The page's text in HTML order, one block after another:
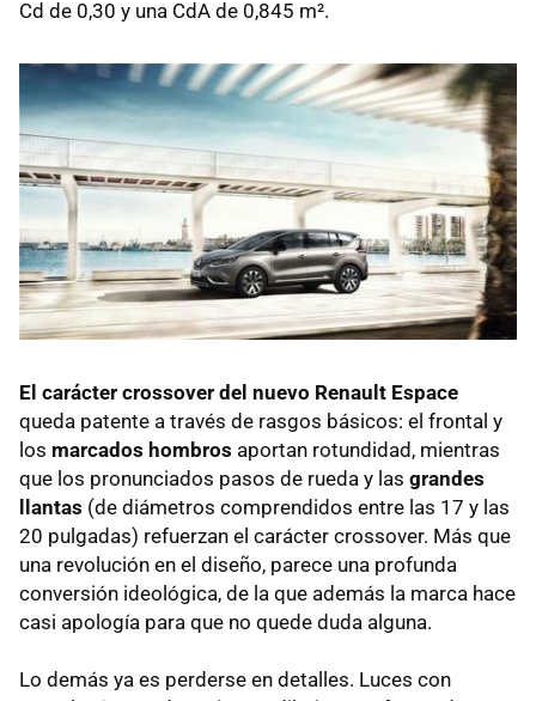
Cd de 0,30 y una CdA de 0,845 m².
El carácter crossover del nuevo Renault Espace
queda patente a través de rasgos básicos: el frontal y
los marcados hombros aportan rotundidad, mientras
que los pronunciados pasos de rueda y las grandes
llantas (de diámetros comprendidos entre las 17 y las
20 pulgadas) refuerzan el carácter crossover. Más que
una revolución en el diseño, parece una profunda
conversión ideológica, de la que además la marca hace
casi apología para que no quede duda alguna.
Lo demás ya es perderse en detalles. Luces con